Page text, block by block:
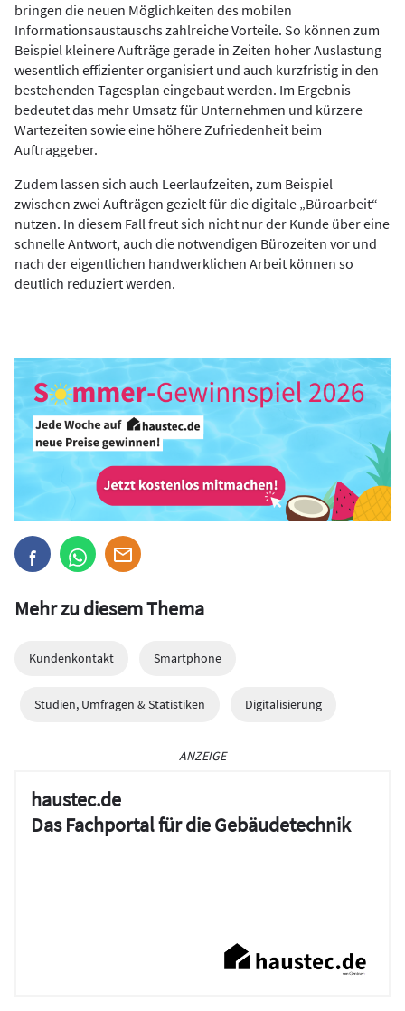
bringen die neuen Möglichkeiten des mobilen
Informationsaustauschs zahlreiche Vorteile. So können zum
Beispiel kleinere Aufträge gerade in Zeiten hoher Auslastung
wesentlich effizienter organisiert und auch kurzfristig in den
bestehenden Tagesplan eingebaut werden. Im Ergebnis
bedeutet das mehr Umsatz für Unternehmen und kürzere
Wartezeiten sowie eine höhere Zufriedenheit beim
Auftraggeber.
Zudem lassen sich auch Leerlaufzeiten, zum Beispiel
zwischen zwei Aufträgen gezielt für die digitale „Büroarbeit“
nutzen. In diesem Fall freut sich nicht nur der Kunde über eine
schnelle Antwort, auch die notwendigen Bürozeiten vor und
nach der eigentlichen handwerklichen Arbeit können so
deutlich reduziert werden.
Mehr zu diesem Thema
Kundenkontakt Smartphone
Studien, Umfragen & Statistiken Digitalisierung
ANZEIGE
haustec.de
Das Fachportal für die Gebäudetechnik